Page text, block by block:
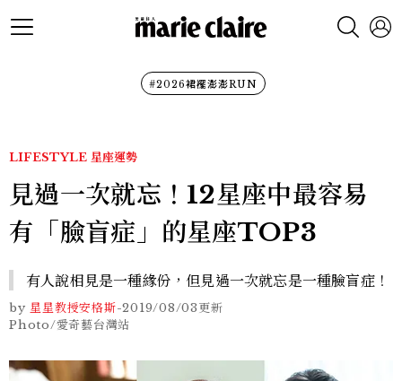
#2026裙襬澎澎RUN
LIFESTYLE 星座運勢
見過一次就忘！12星座中最容易
有「臉盲症」的星座TOP3
有人說相見是一種緣份，但見過一次就忘是一種臉盲症！
by 星星教授安格斯-2019/08/03更新
Photo/愛奇藝台灣站